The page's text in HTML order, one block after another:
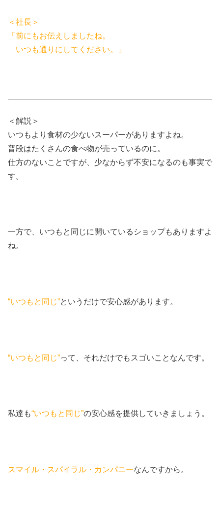
＜社長＞
「前にもお伝えしましたね。
いつも通りにしてください。」
＜解説＞
いつもより食材の少ないスーパーがありますよね。
普段はたくさんの食べ物が売っているのに。
仕方のないことですが、少なからず不安になるのも事実で
す。
一方で、いつもと同じに開いているショップもありますよ
ね。
“いつもと同じ”というだけで安心感があります。
“いつもと同じ”って、それだけでもスゴいことなんです。
私達も“いつもと同じ”の安心感を提供していきましょう。
スマイル・スパイラル・カンパニーなんですから。